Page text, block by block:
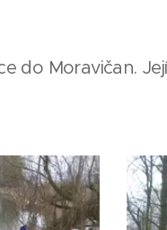
do Moravičan. Její